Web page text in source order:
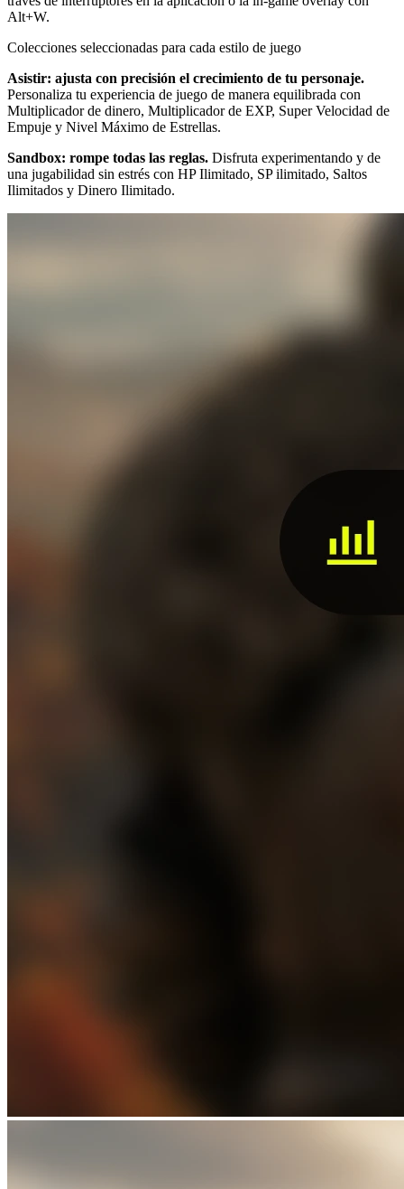
Alt+W.
Colecciones seleccionadas para cada estilo de juego
Asistir: ajusta con precisión el crecimiento de tu personaje.
Personaliza tu experiencia de juego de manera equilibrada con
Multiplicador de dinero, Multiplicador de EXP, Super Velocidad de
Empuje y Nivel Máximo de Estrellas.
Sandbox: rompe todas las reglas. Disfruta experimentando y de
una jugabilidad sin estrés con HP Ilimitado, SP ilimitado, Saltos
Ilimitados y Dinero Ilimitado.